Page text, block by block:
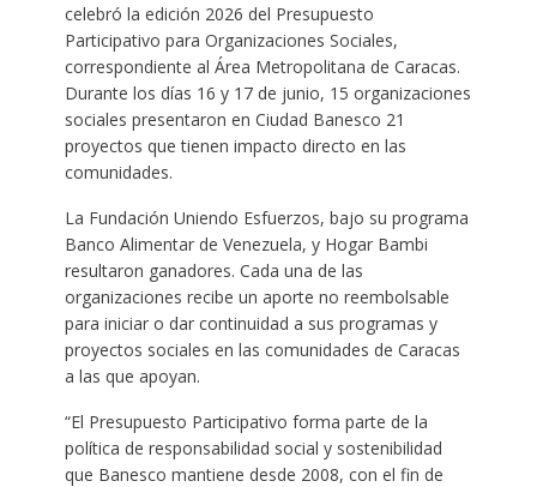
celebró la edición 2026 del Presupuesto
Participativo para Organizaciones Sociales,
correspondiente al Área Metropolitana de Caracas.
Durante los días 16 y 17 de junio, 15 organizaciones
sociales presentaron en Ciudad Banesco 21
proyectos que tienen impacto directo en las
comunidades.
La Fundación Uniendo Esfuerzos, bajo su programa
Banco Alimentar de Venezuela, y Hogar Bambi
resultaron ganadores. Cada una de las
organizaciones recibe un aporte no reembolsable
para iniciar o dar continuidad a sus programas y
proyectos sociales en las comunidades de Caracas
a las que apoyan.
“El Presupuesto Participativo forma parte de la
política de responsabilidad social y sostenibilidad
que Banesco mantiene desde 2008, con el fin de